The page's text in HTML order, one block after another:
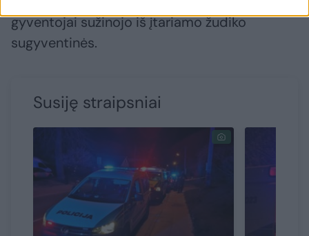
gyventojai sužinojo iš įtariamo žudiko
sugyventinės.
Susiję straipsniai